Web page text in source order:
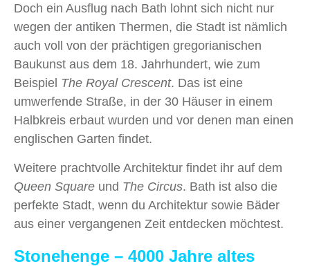
Doch ein Ausflug nach Bath lohnt sich nicht nur
wegen der antiken Thermen, die Stadt ist nämlich
auch voll von der prächtigen gregorianischen
Baukunst aus dem 18. Jahrhundert, wie zum
Beispiel The Royal Crescent. Das ist eine
umwerfende Straße, in der 30 Häuser in einem
Halbkreis erbaut wurden und vor denen man einen
englischen Garten findet.
Weitere prachtvolle Architektur findet ihr auf dem
Queen Square und The Circus. Bath ist also die
perfekte Stadt, wenn du Architektur sowie Bäder
aus einer vergangenen Zeit entdecken möchtest.
Stonehenge – 4000 Jahre altes